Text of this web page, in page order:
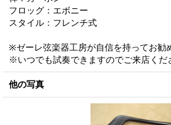
フロッグ：エボニー
スタイル：フレンチ式
※ゼーレ弦楽器工房が自信を持ってお勧
※いつでも試奏できますのでご来店くだ
他の写真